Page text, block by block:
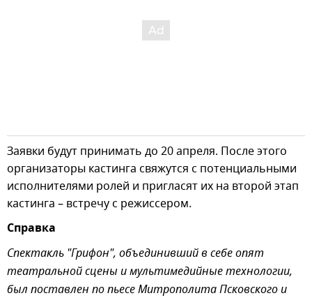
Заявки будут принимать до 20 апреля. После этого
организаторы кастинга свяжутся с потенциальными
исполнителями ролей и пригласят их на второй этап
кастинга – встречу с режиссером.
Справка
Спектакль "Грифон", объединивший в себе опят
театральной сцены и мультимедийные технологии,
был поставлен по пьесе Митрополита Псковского и